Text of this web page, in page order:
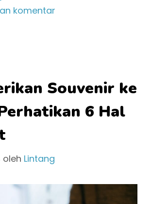
komentar
Souvenir ke
6 Hal
oleh Lintang